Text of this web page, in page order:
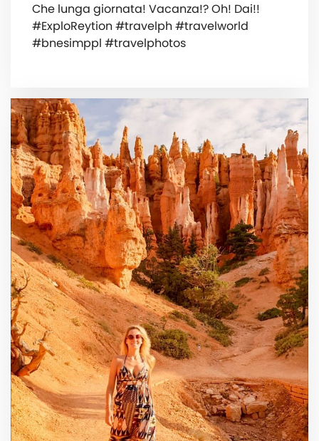
Che lunga giornata! Vacanza!? Oh! Dai!!
#ExploReytion #travelph #travelworld
#bnesimppl #travelphotos